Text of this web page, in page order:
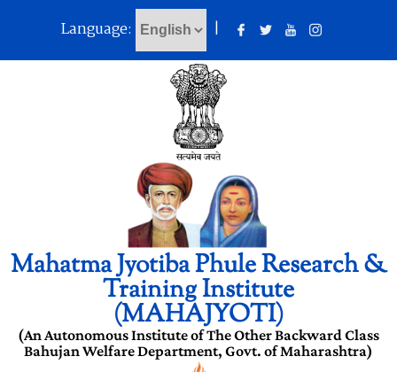
Language: |
Mahatma Jyotiba Phule Research &
Training Institute
(MAHAJYOTI)
(An Autonomous Institute of The Other Backward Class
Bahujan Welfare Department, Govt. of Maharashtra)